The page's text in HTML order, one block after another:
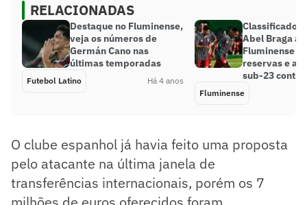
RELACIONADAS
Destaque no Fluminense,
veja os números de
Germán Cano nas
últimas temporadas
Futebol Latino Há 4 anos
Classificado
Abel Braga
Fluminense
reservas e
sub-23 contra
Fluminense
O clube espanhol já havia feito uma proposta
pelo atacante na última janela de
transferências internacionais, porém os 7